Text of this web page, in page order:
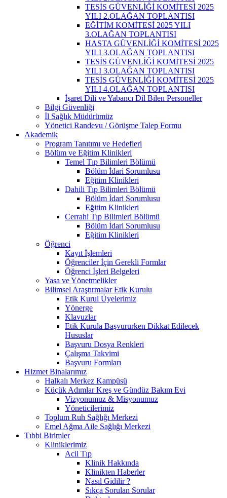
TESİS GÜVENLİĞİ KOMİTESİ 2025
YILI 2.OLAĞAN TOPLANTISI
EĞİTİM KOMİTESİ 2025 YILI
3.OLAĞAN TOPLANTISI
HASTA GÜVENLİĞİ KOMİTESİ 2025
YILI 3.OLAĞAN TOPLANTISI
TESİS GÜVENLİĞİ KOMİTESİ 2025
YILI 3.OLAĞAN TOPLANTISI
TESİS GÜVENLİĞİ KOMİTESİ 2025
YILI 4.OLAĞAN TOPLANTISI
İşaret Dili ve Yabancı Dil Bilen Personeller
Bilgi Güvenliği
İl Sağlık Müdürümüz
Yönetici Randevu / Görüşme Talep Formu
Akademik
Program Tanıtımı ve Hedefleri
Bölüm ve Eğitim Klinikleri
Temel Tıp Bilimleri Bölümü
Bölüm İdari Sorumlusu
Eğitim Klinikleri
Dahili Tıp Bilimleri Bölümü
Bölüm İdari Sorumlusu
Eğitim Klinikleri
Cerrahi Tıp Bilimleri Bölümü
Bölüm İdari Sorumlusu
Eğitim Klinikleri
Öğrenci
Kayıt İşlemleri
Öğrenciler İçin Gerekli Formlar
Öğrenci İşleri Belgeleri
Yasa ve Yönetmelikler
Bilimsel Araştırmalar Etik Kurulu
Etik Kurul Üyelerimiz
Yönerge
Klavuzlar
Etik Kurula Başvururken Dikkat Edilecek
Hususlar
Başvuru Dosya Renkleri
Çalışma Takvimi
Başvuru Formları
Hizmet Binalarımız
Halkalı Merkez Kampüsü
Küçük Adımlar Kreş ve Gündüz Bakım Evi
Vizyonumuz & Misyonumuz
Yöneticilerimiz
Toplum Ruh Sağlığı Merkezi
Emel Ağma Aile Sağlığı Merkezi
Tıbbi Birimler
Kliniklerimiz
Acil Tıp
Klinik Hakkında
Klinikten Haberler
Nasıl Gidilir ?
Sıkça Sorulan Sorular